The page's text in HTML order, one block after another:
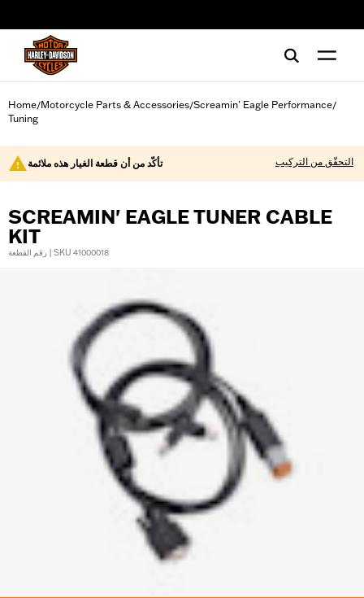
Home/Motorcycle Parts & Accessories/Screamin' Eagle Performance/
Tuning
تأكّد من أن قطعة الغيار هذه ملائمة التحقّق من التركيب
SCREAMIN' EAGLE TUNER CABLE
KIT
رقم القطعة | SKU 41000018